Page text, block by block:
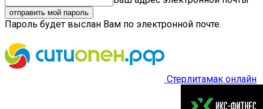
Пароль будет выслан Вам по электронной почте.
Стерлитамак онлайн